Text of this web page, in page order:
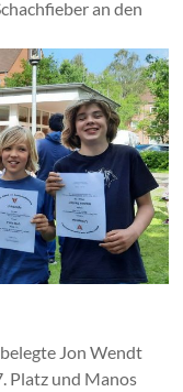
an den
Jon Wendt
Platz und Manos